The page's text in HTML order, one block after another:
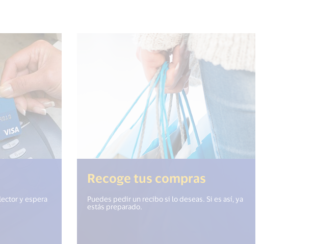
y espera
Recoge tus compras
Puedes pedir un recibo si lo deseas. Si es así, ya
estás preparado.